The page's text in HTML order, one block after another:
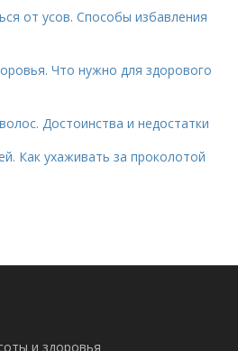
от усов. Способы избавления
Что нужно для здорового
Достоинства и недостатки
Как ухаживать за проколотой
и здоровья